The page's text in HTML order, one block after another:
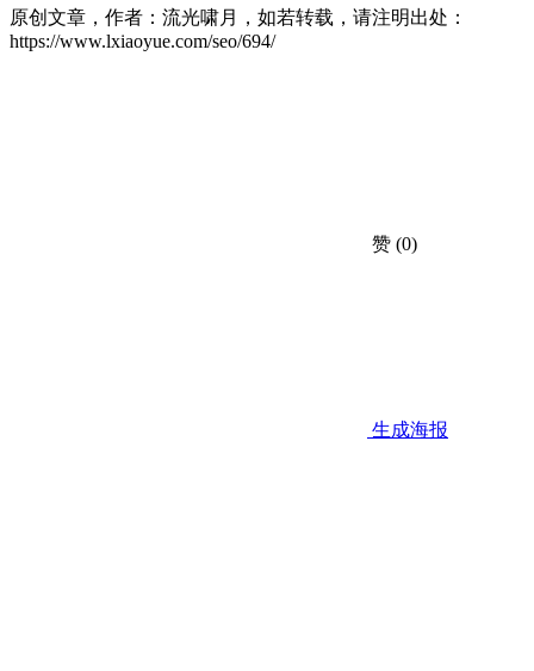
原创文章，作者：流光啸月，如若转载，请注明出处：
https://www.lxiaoyue.com/seo/694/
赞 (0)
生成海报